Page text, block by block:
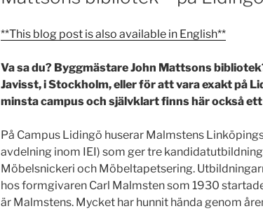
**This blog post is also available in English**
Va sa du? Byggmästare John Mattsons
Javisst, i Stockholm, eller för att vara exakt på
minsta campus och självklart finns här också
På Campus Lidingö huserar Malmstens
avdelning inom IEI) som ger tre
Möbelsnickeri och Möbeltapetsering.
hos formgivaren Carl Malmsten som 1930
är Malmstens. Mycket har hunnit hända genom